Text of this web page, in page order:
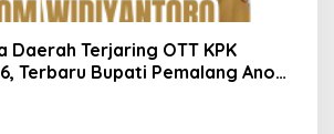
Daerah Terjaring OTT KPK
Terbaru Bupati Pemalang Anom